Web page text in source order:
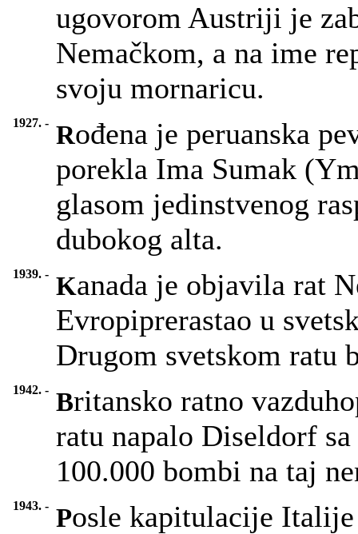
ugovorom Austriji je
Nemačkom, a na ime
svoju mornaricu.
1927. - Rođena je peruanska
porekla Ima Sumak
glasom jedinstvenog
dubokog alta.
1939. - Kanada je objavila rat
Evropiprerastao u
Drugom svetskom ratu
1942. - Britansko ratno
ratu napalo Diseldorf
100.000 bombi na taj
1943. - Posle kapitulacije